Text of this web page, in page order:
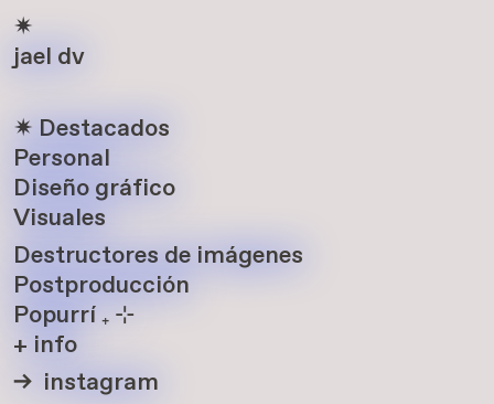
✷
jael dv
✷ Destacados
Personal
Diseño gráfico
Visuales
Destructores de imágenes
Postproducción
Popurrí ₊ ⊹
+ info
-> instagram